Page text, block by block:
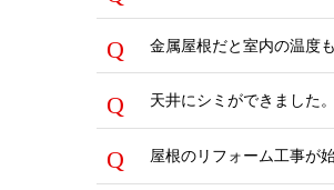
金属屋根だと室内の温度
天井にシミができました
屋根のリフォーム工事が